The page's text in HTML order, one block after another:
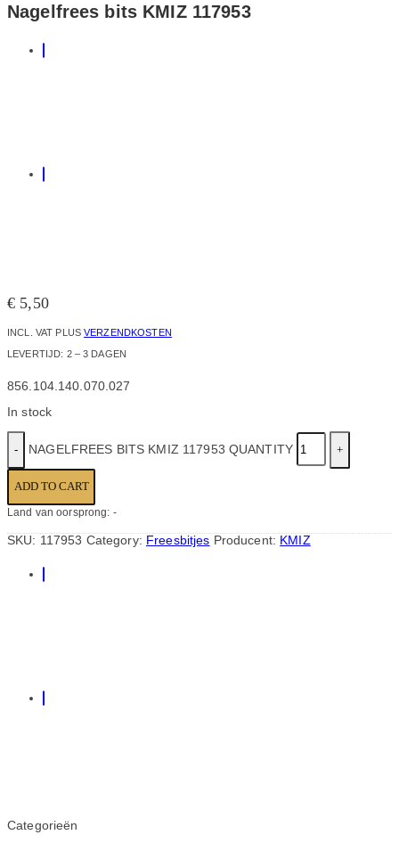
Nagelfrees bits KMIZ 117953
€ 5,50
INCL. VAT PLUSVERZENDKOSTEN
LEVERTIJD: 2 – 3 DAGEN
856.104.140.070.027
In stock
NAGELFREES BITS KMIZ 117953 QUANTITY
ADD TO CART
Land van oorsprong: -
SKU: 117953 Category: Freesbitjes Producent: KMIZ
Categorieën